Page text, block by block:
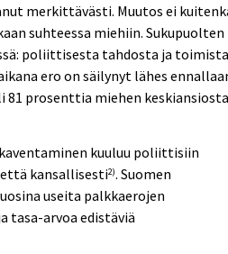
merkittävästi. Muutos ei
suhteessa miehiin. Sukupuolten
poliittisesta tahdosta ja
ero on säilynyt lähes
81 prosenttia miehen
kuuluu poliittisiin
että kansallisesti2). Suomen
useita palkkaerojen
tasa-arvoa edistäviä